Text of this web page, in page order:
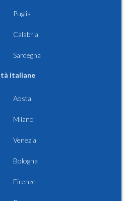
Puglia
Calabria
Sardegna
italiane
Aosta
Milano
Venezia
Bologna
Firenze